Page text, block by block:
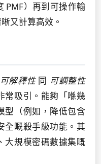
PMF）再到可操作輸
又計算高效。
可解釋性同 可調整性
常吸引。能夠「喺幾
型（例如，降低包含
全嘅殺手級功能。其
大規模密碼數據集嘅